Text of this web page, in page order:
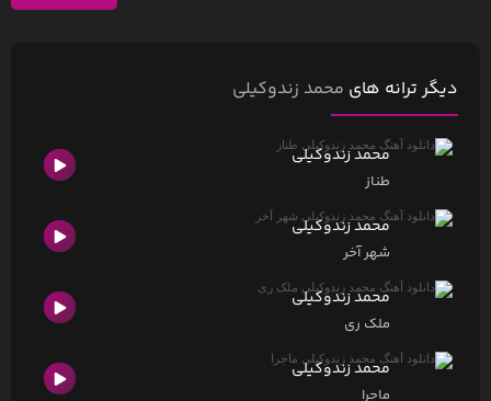
دیگر ترانه های محمد زندوکیلی
محمد زندوکیلی
طناز
محمد زندوکیلی
شهر آخر
محمد زندوکیلی
ملک ری
محمد زندوکیلی
ماجرا